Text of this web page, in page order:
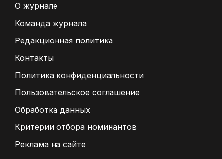
О журнале
Команда журнала
Редакционная политика
Контакты
Политика конфиденциальности
Пользовательское соглашение
Обработка данных
Критерии отбора номинантов
Реклама на сайте